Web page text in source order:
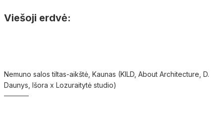
Viešoji erdvė:
Nemuno salos tiltas-aikštė, Kaunas (KILD, About Architecture, D.
Daunys, Išora x Lozuraitytė studio)